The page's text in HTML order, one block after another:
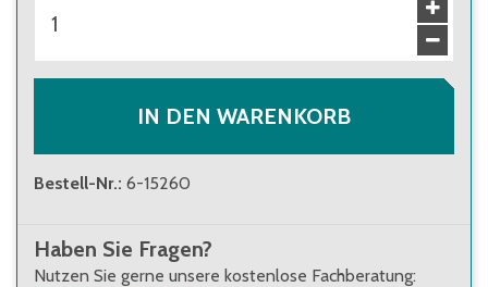
ab 30 Stück
115,00 €
IN DEN WARENKORB
Bestell-Nr.: 6-15260
Haben Sie Fragen?
Nutzen Sie gerne unsere kostenlose Fachberatung: